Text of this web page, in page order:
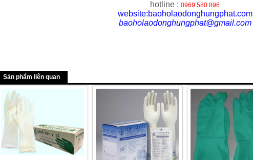
hotline : 0969 580 896
website:baoholaodonghungphat.com
baoholaodonghungphat@gmail.com
Sản phẩm liên quan